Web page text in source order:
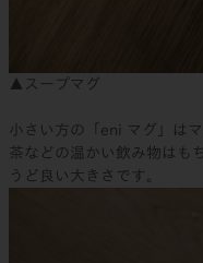
▲スープマグ
小さい方の「eni マグ」は
茶などの温かい飲み物はも
うど良い大きさです。